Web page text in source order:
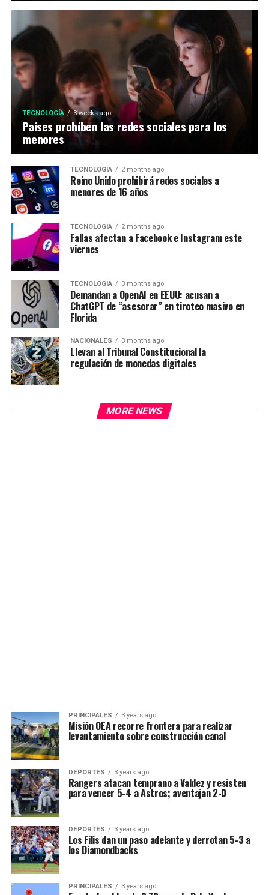
TECNOLOGÍA 3 weeks ago
Países prohíben las redes sociales para los
menores
TECNOLOGÍA 2 months ago
Reino Unido prohibirá redes sociales a
menores de 16 años
TECNOLOGÍA 2 months ago
Fallas afectan a Facebook e Instagram este
viernes
TECNOLOGÍA 3 months ago
Demandan a OpenAI en EEUU: acusan a
ChatGPT de “asesorar” en tiroteo masivo en
Florida
NACIONALES 3 months ago
Llevan al Tribunal Constitucional la
regulación de monedas digitales
MORE NEWS
PRINCIPALES 3 years ago
Misión OEA recorre frontera para realizar
levantamiento sobre construcción canal
DEPORTES 3 years ago
Rangers atacan temprano a Valdez y resisten
para vencer 5-4 a Astros; aventajan 2-0
DEPORTES 3 years ago
Los Filis dan un paso adelante y derrotan 5-3 a
los Diamondbacks
PRINCIPALES 3 years ago